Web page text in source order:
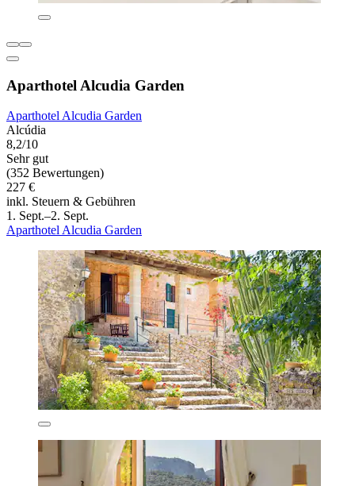
Aparthotel Alcudia Garden
Aparthotel Alcudia Garden
Alcúdia
8,2/10
Sehr gut
(352 Bewertungen)
227 €
inkl. Steuern & Gebühren
1. Sept.–2. Sept.
Aparthotel Alcudia Garden